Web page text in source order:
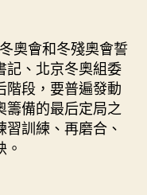
奧會和冬殘奧會誓
記、北京冬奧組委
階段，要普遍發動
備的最后定局之
訓練、再磨合、